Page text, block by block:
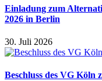
Einladung zum
2026 in Berlin
30. Juli 2026
Beschluss des VG Köln